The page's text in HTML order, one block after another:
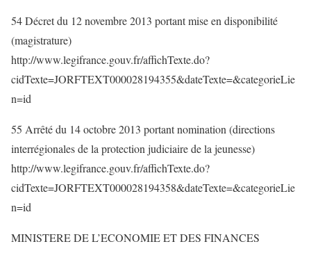
54 Décret du 12 novembre 2013 portant mise en disponibilité
(magistrature)
http://www.legifrance.gouv.fr/affichTexte.do?
cidTexte=JORFTEXT000028194355&dateTexte=&categorieLie
n=id
55 Arrêté du 14 octobre 2013 portant nomination (directions
interrégionales de la protection judiciaire de la jeunesse)
http://www.legifrance.gouv.fr/affichTexte.do?
cidTexte=JORFTEXT000028194358&dateTexte=&categorieLie
n=id
MINISTERE DE L’ECONOMIE ET DES FINANCES